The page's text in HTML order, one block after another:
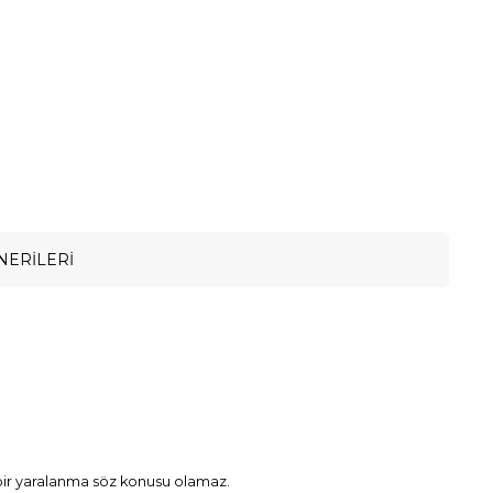
yaralanma söz konusu olamaz.